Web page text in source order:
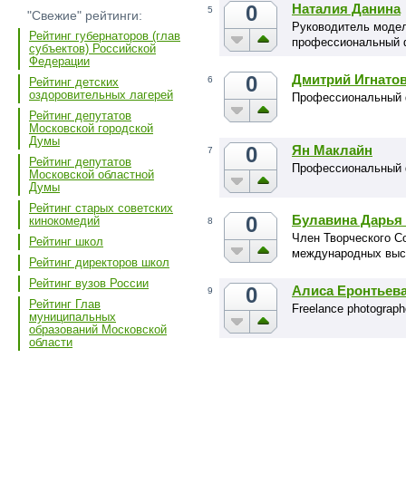
"Свежие" рейтинги:
Рейтинг губернаторов (глав
субъектов) Российской
Федерации
Рейтинг детских
оздоровительных лагерей
Рейтинг депутатов
Московской городской
Думы
Рейтинг депутатов
Московской областной
Думы
Рейтинг старых советских
кинокомедий
Рейтинг школ
Рейтинг директоров школ
Рейтинг вузов России
Рейтинг Глав
муниципальных
образований Московской
области
5 0 Наталия Данина
Руководитель
профессиональный
6 0 Дмитрий
Профессиональный
7 0 Ян Маклайн
Профессиональный
8 0 Булавина Дарья
Член Творческого
международных
9 0 Алиса
Freelance